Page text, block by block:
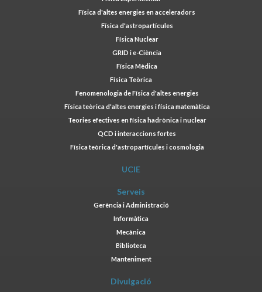
Física d'altes energies en acceleradors
Física d'astropartícules
Física Nuclear
GRID i e-Ciència
Física Mèdica
Física Teòrica
Fenomenologia de Física d'altes energies
Física teòrica d'altes energies i física matemàtica
Teories efectives en física hadrònica i nuclear
QCD i interaccions fortes
Física teòrica d'astropartícules i cosmologia
UCIE
Serveis
Gerència i Administració
Informàtica
Mecànica
Biblioteca
Manteniment
Divulgació